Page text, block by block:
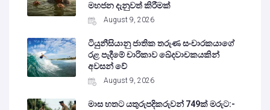
මහජන දැනුවත් කිරීමක්
August 9, 2026
ටියුනීසියානු ජාතික තරුණ සංචාරකයාගේ
රළ පැදීමේ චාරිකාව ඛේදවාචකයකින්
අවසන් වේ‍
August 9, 2026
මාස හතට යතුරුපදිකරුවන් 749ක් මරුට:-